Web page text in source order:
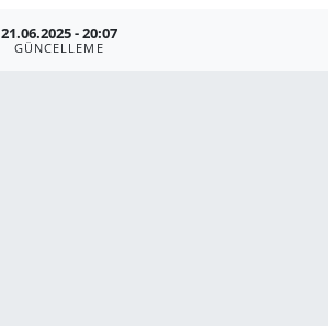
21.06.2025 - 20:07
GÜNCELLEME